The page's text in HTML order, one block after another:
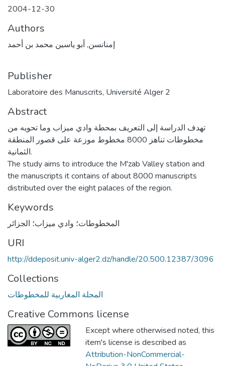
2004-12-30
Authors
إمنانسن, أبو ياسين محمد بن أحمد
Publisher
Laboratoire des Manuscrits, Université Alger 2
Abstract
تهدف الدراسة إلى التعريف بمحطة وادي ميزاب وما تحويه من
مخطوطات تناهز 8000 مخطوط موزعة على قصور المنطقة
الثمانية.
The study aims to introduce the M'zab Valley station and
the manuscripts it contains of about 8000 manuscripts
distributed over the eight palaces of the region.
Keywords
المخطوطات؛ وادي ميزاب؛ الجزائر
URI
http://ddeposit.univ-alger2.dz/handle/20.500.12387/3096
Collections
المجلة المغاربية للمخطوطات
Creative Commons license
Except where otherwised noted, this
item's license is described as
Attribution-NonCommercial-